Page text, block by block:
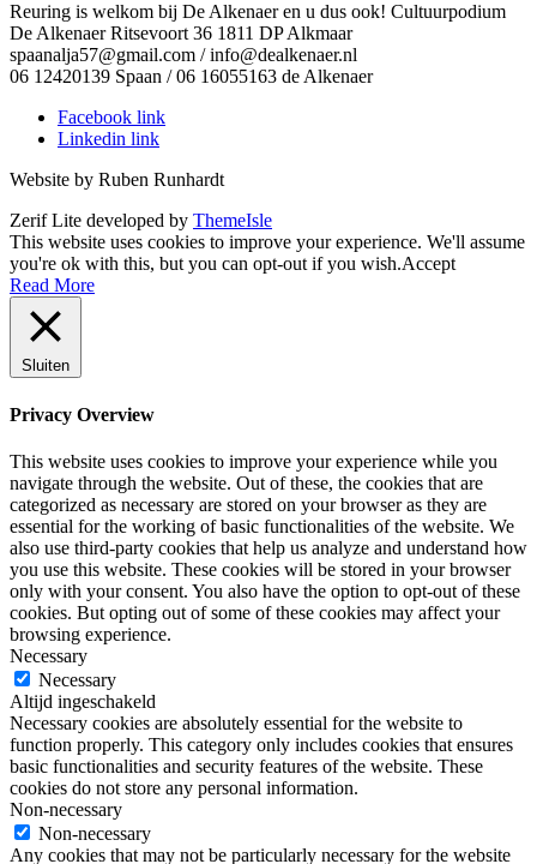
Reuring is welkom bij De Alkenaer en u dus ook! Cultuurpodium
De Alkenaer Ritsevoort 36 1811 DP Alkmaar
spaanalja57@gmail.com / info@dealkenaer.nl
06 12420139 Spaan / 06 16055163 de Alkenaer
Facebook link
Linkedin link
Website by Ruben Runhardt
Zerif Lite developed by ThemeIsle
This website uses cookies to improve your experience. We'll assume
you're ok with this, but you can opt-out if you wish.Accept
Read More
Sluiten
Privacy Overview
This website uses cookies to improve your experience while you
navigate through the website. Out of these, the cookies that are
categorized as necessary are stored on your browser as they are
essential for the working of basic functionalities of the website. We
also use third-party cookies that help us analyze and understand how
you use this website. These cookies will be stored in your browser
only with your consent. You also have the option to opt-out of these
cookies. But opting out of some of these cookies may affect your
browsing experience.
Necessary
Necessary
Altijd ingeschakeld
Necessary cookies are absolutely essential for the website to
function properly. This category only includes cookies that ensures
basic functionalities and security features of the website. These
cookies do not store any personal information.
Non-necessary
Non-necessary
Any cookies that may not be particularly necessary for the website